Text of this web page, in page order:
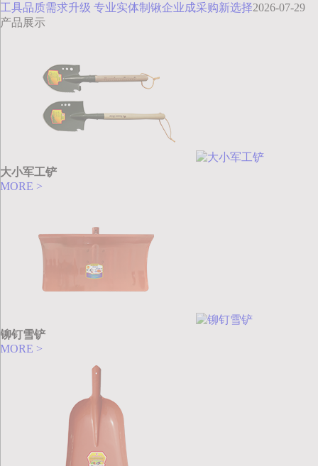
工具品质需求升级 专业实体制锹企业成采购新选择2026-07-29
产品展示
大小军工铲
MORE >
铆钉雪铲
MORE >